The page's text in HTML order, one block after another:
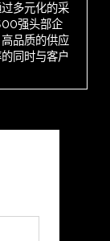
多元化的采
强头部企
品质的供应
同时与客户